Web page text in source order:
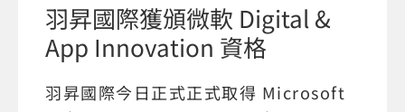
羽昇國際獲頒微軟 Digital &
App Innovation 資格
羽昇國際今日正式正式取得 Microsoft